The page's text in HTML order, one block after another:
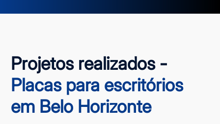
Projetos realizados -
Placas para escritórios
em Belo Horizonte